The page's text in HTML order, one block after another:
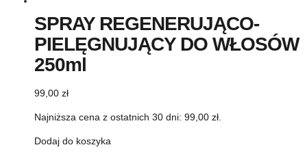
SPRAY REGENERUJĄCO-
PIELĘGNUJĄCY DO WŁOSÓW
250ml
99,00 zł
Najniższa cena z ostatnich 30 dni: 99,00 zł.
Dodaj do koszyka